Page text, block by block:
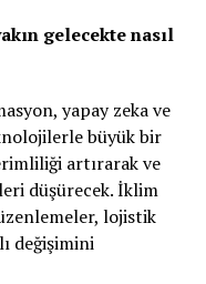
gelecekte nasıl
yapay zeka ve
büyük bir
artırarak ve
düşürecek. İklim
lojistik
değişimini